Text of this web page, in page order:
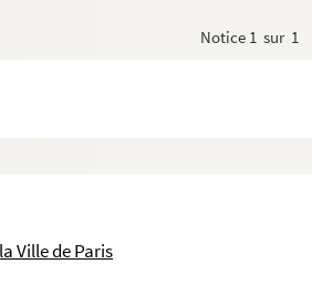
Notice 1 sur 1
Ville de Paris